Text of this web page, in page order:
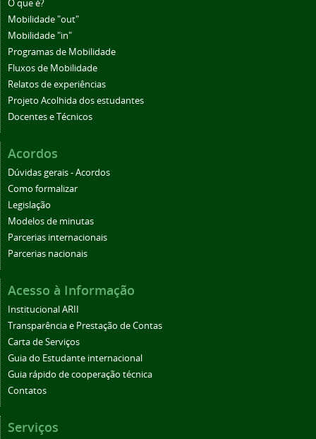
O que é?
Mobilidade "out"
Mobilidade "in"
Programas de Mobilidade
Fluxos de Mobilidade
Relatos de experiências
Projeto Acolhida dos estudantes
Docentes e Técnicos
Acordos
Dúvidas gerais - Acordos
Como formalizar
Legislação
Modelos de minutas
Parcerias internacionais
Parcerias nacionais
Acesso à Informação
Institucional ARII
Transparência e Prestação de Contas
Carta de Serviços
Guia do Estudante internacional
Guia rápido de cooperação técnica
Contatos
Serviços